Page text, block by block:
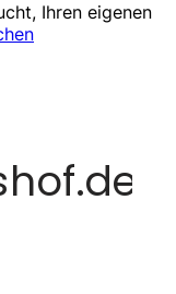
Ihren eigenen